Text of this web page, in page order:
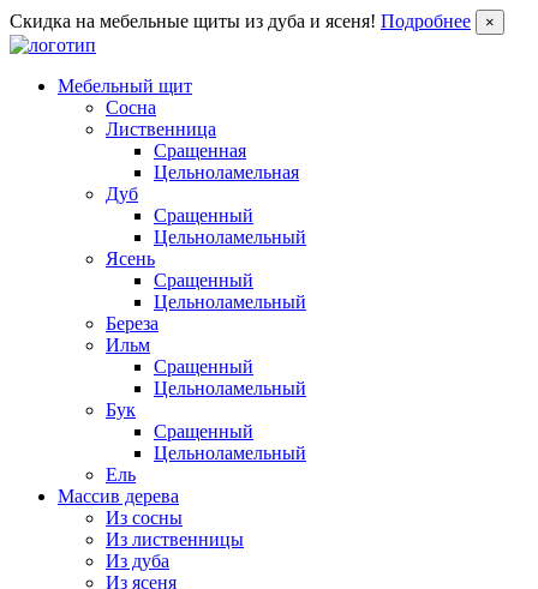
Скидка на мебельные щиты из дуба и ясеня! Подробнее ×
Мебельный щит
Сосна
Лиственница
Сращенная
Цельноламельная
Дуб
Сращенный
Цельноламельный
Ясень
Сращенный
Цельноламельный
Береза
Ильм
Сращенный
Цельноламельный
Бук
Сращенный
Цельноламельный
Ель
Массив дерева
Из сосны
Из лиственницы
Из дуба
Из ясеня